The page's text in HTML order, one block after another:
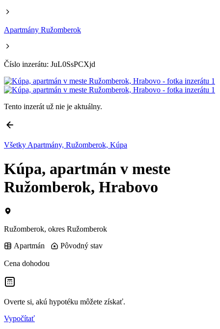
Apartmány Ružomberok
Číslo inzerátu: JuL0SsPCXjd
Tento inzerát už nie je aktuálny.
Všetky Apartmány, Ružomberok, Kúpa
Kúpa, apartmán v meste
Ružomberok, Hrabovo
Ružomberok, okres Ružomberok
Apartmán
Pôvodný stav
Cena dohodou
Overte si, akú hypotéku môžete získať.
Vypočítať